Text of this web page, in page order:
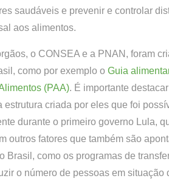
saudáveis e prevenir e controlar
aos alimentos.
o CONSEA e a PNAN, foram
como por exemplo o Guia
(PAA). É importante
estrutura criada por eles que foi
durante o primeiro governo Lula,
outros fatores que também são
Brasil, como os programas de
o número de pessoas em